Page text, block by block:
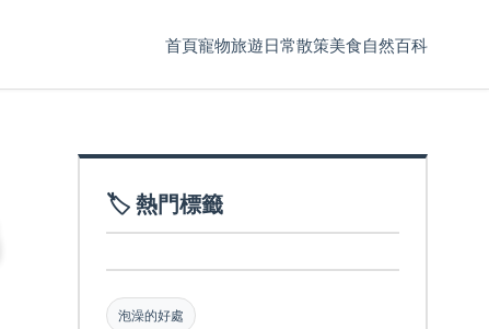
首頁寵物旅遊日常散策美食自然百科
🏷️ 熱門標籤
泡澡的好處